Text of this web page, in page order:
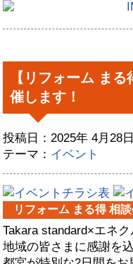
【リフォーム ま
催します！
投稿日：2025年 4月28日
テーマ： イベント
リフォーム まる得 相
Takara standard×エネ
地域の皆さまに感謝を